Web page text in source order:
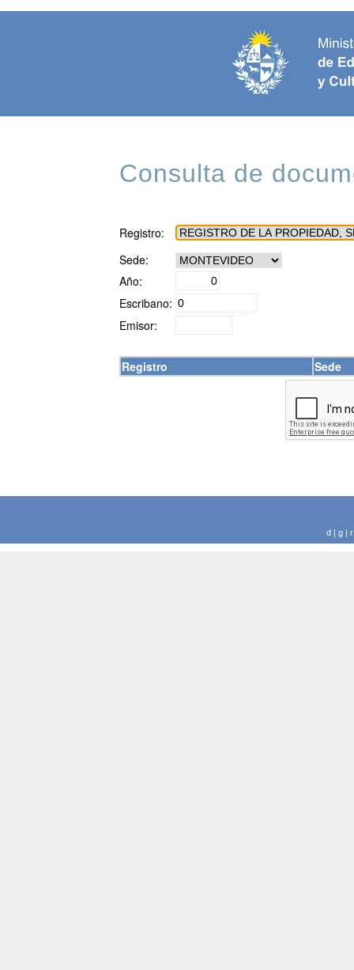
Consulta de
Registro:
Sede:
Año:
Escribano:
Emisor:
Registro Sede
d | g |